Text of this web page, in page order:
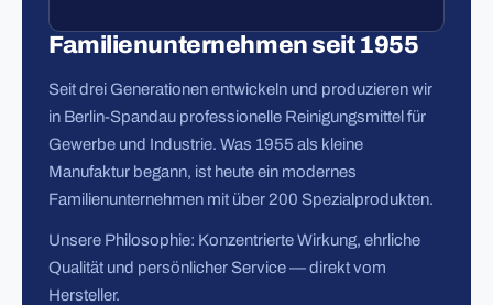
Familienunternehmen seit 1955
Seit drei Generationen entwickeln und produzieren wir
in Berlin-Spandau professionelle Reinigungsmittel für
Gewerbe und Industrie. Was 1955 als kleine
Manufaktur begann, ist heute ein modernes
Familienunternehmen mit über 200 Spezialprodukten.
Unsere Philosophie: Konzentrierte Wirkung, ehrliche
Qualität und persönlicher Service — direkt vom
Hersteller.